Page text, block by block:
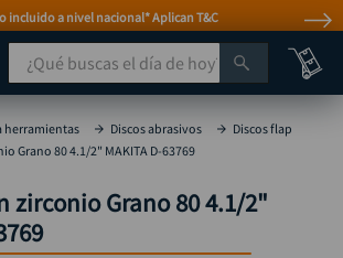
incluido a nivel nacional* Aplican T&C
¿Qué buscas el día de hoy?
herramientas Discos abrasivos
Discos flap
Grano 80 4.1/2" MAKITA D-63769
zirconio Grano 80 4.1/2"